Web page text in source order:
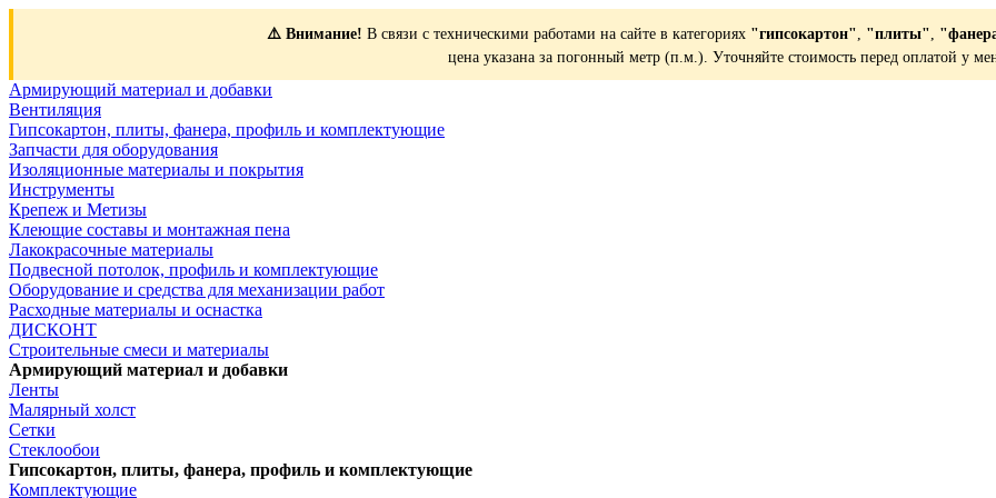
⚠️ Внимание! В связи с техническими работами на сайте в категориях "гипсокартон", "плиты",
цена указана за погонный метр (п.м.). Уточняйте стоимость перед оплатой у
Армирующий материал и добавки
Вентиляция
Гипсокартон, плиты, фанера, профиль и комплектующие
Запчасти для оборудования
Изоляционные материалы и покрытия
Инструменты
Крепеж и Метизы
Клеющие составы и монтажная пена
Лакокрасочные материалы
Подвесной потолок, профиль и комплектующие
Оборудование и средства для механизации работ
Расходные материалы и оснастка
ДИСКОНТ
Строительные смеси и материалы
Армирующий материал и добавки
Ленты
Малярный холст
Сетки
Стеклообои
Гипсокартон, плиты, фанера, профиль и комплектующие
Комплектующие